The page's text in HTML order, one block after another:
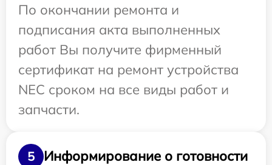
По окончании ремонта и
подписания акта выполненных
работ Вы получите фирменный
сертификат на ремонт устройства
NEC сроком на все виды работ и
запчасти.
5
Информирование о готовности